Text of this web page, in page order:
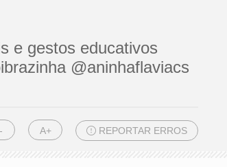
e gestos educativos
@aninhaflaviacs
A+ REPORTAR ERROS